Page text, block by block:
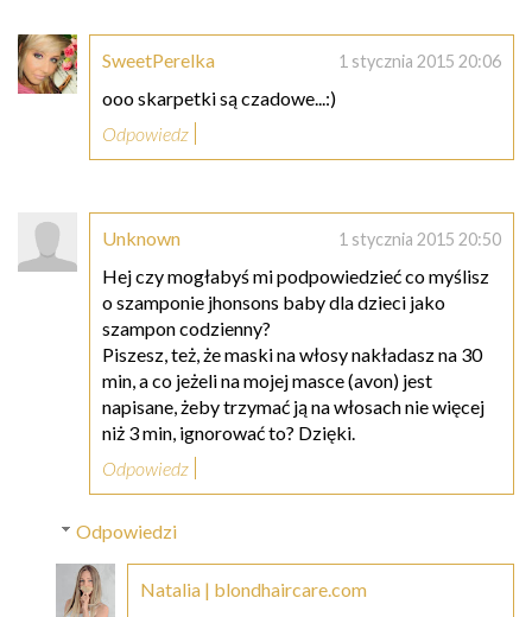
SweetPerelka 1 stycznia 2015 20:06
ooo skarpetki są czadowe...:)
Odpowiedz
Unknown 1 stycznia 2015 20:50
Hej czy mogłabyś mi podpowiedzieć co myślisz
o szamponie jhonsons baby dla dzieci jako
szampon codzienny?
Piszesz, też, że maski na włosy nakładasz na 30
min, a co jeżeli na mojej masce (avon) jest
napisane, żeby trzymać ją na włosach nie więcej
niż 3 min, ignorować to? Dzięki.
Odpowiedz
Odpowiedzi
Natalia | blondhaircare.com